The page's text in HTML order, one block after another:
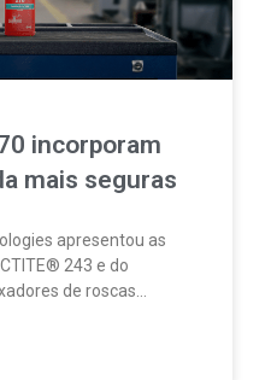
incorporam
mais seguras
apresentou as
243 e do
de roscas
evitando